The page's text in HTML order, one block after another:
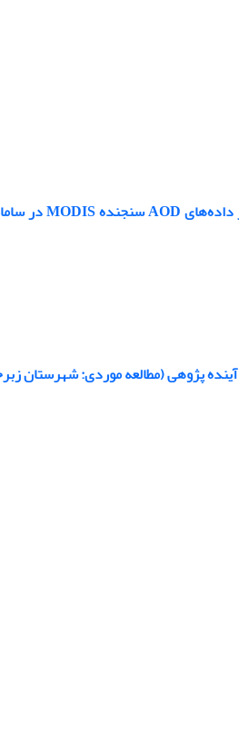
پژوهی (مطالعه موردی: شهرستان